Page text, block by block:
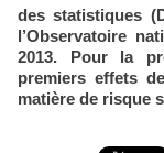
des statistiques
l’Observatoire
2013. Pour la
premiers effets
matière de risque